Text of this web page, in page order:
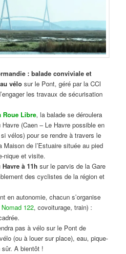
: balade conviviale et
vélo sur le Pont, géré par la CCI
les travaux de sécurisation
Roue Libre, la balade se déroulera
(Caen – Le Havre possible en
vélos) pour se rendre à travers le
Maison de l’Estuaire située au pied
nique et visite.
à 11h sur le parvis de la Gare
des cyclistes de la région et
en autonomie, chacun s’organise
122, covoiturage, train) :
pas à vélo sur le Pont de
(ou à louer sur place), eau, pique-
A bientôt !